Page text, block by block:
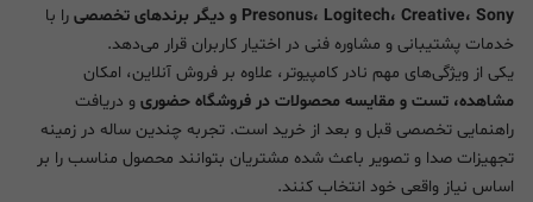
Presonus، Logitech، Creative، Sony و دیگر برندهای تخصصی
را با
خدمات پشتیبانی و مشاوره فنی در اختیار کاربران قرار می‌دهد.
یکی از ویژگی‌های مهم نادر کامپیوتر، علاوه بر فروش آنلاین، امکان
مشاهده، تست و مقایسه محصولات در فروشگاه حضوری و دریافت
راهنمایی تخصصی قبل و بعد از خرید است. تجربه چندین ساله در زمینه
تجهیزات صدا و تصویر باعث شده مشتریان بتوانند محصول مناسب را بر
اساس نیاز واقعی خود انتخاب کنند.